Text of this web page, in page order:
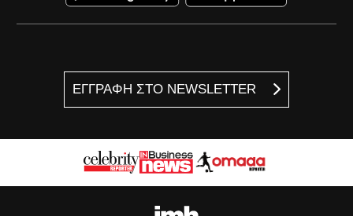
ΕΓΓΡΑΦΗ ΣΤΟ NEWSLETTER